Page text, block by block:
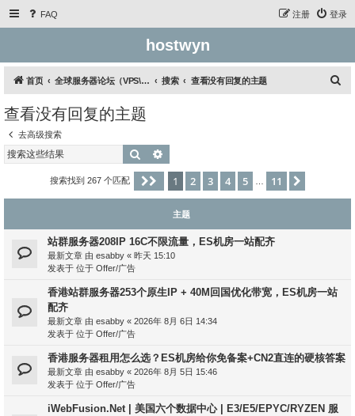
FAQ 登录
注册
hostwyn
首页 全球服务器论坛（VPS\云服务器\独立服务器） 搜索 查看没有回复的主题
查看没有回复的主题
去高级搜索
搜索
搜索找到 267 个匹配 分页：1 11
1 2 3 4 5 11
主题
站群服务器208IP 16C不限流量，ES机房一站配齐
最新文章 由 esabby « 昨天 15:10
发表于 位于 Offer/广告
香港站群服务器253个原生IP + 40M回国优化带宽，ES机房一站
配齐
最新文章 由 esabby « 2026年 8月 6日 14:34
发表于 位于 Offer/广告
香港服务器租用怎么选？ES机房给你免备案+CN2直连的硬核答案
最新文章 由 esabby « 2026年 8月 5日 15:46
发表于 位于 Offer/广告
iWebFusion.Net | 美国六个数据中心 | E3/E5/EPYC/RYZEN 服